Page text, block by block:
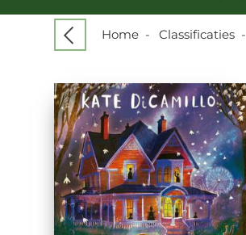
Home - Classificaties -